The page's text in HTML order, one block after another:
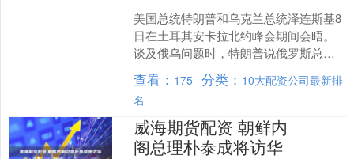
美国总统特朗普和乌克兰总统泽连斯基8
日在土耳其安卡拉北约峰会期间会晤。
谈及俄乌问题时，特朗普说俄罗斯总统
普京曾表示愿在莫斯科会晤。特朗普问
泽连斯基：“你愿意去莫....
查看： 175 分类： 10大配资公司最新排
名
威海期货配资 朝鲜内
阁总理朴泰成将访华